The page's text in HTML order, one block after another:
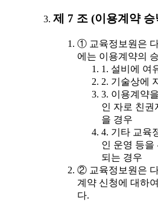
제 7 조 (이용계약
① 교육정보원은
에는 이용계약의
1. 설비에 여
2. 기술상에
3. 이용계약
인 자로 친권
을 경우
4. 기타 교육
인 운영 등을
되는 경우
② 교육정보원은
계약 신청에 대하
다.